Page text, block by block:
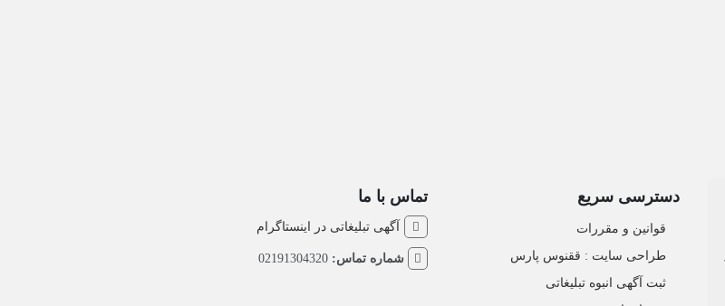
دسترسی سریع
قوانین و مقررات
طراحی سایت : ققنوس پارس
ثبت آگهی انبوه تبلیغاتی
تماس با ما
آگهی تبلیغاتی در اینستاگرام
شماره تماس: 02191304320